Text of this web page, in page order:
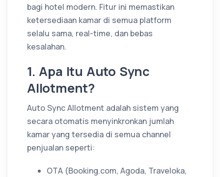
bagi hotel modern. Fitur ini memastikan
ketersediaan kamar di semua platform
selalu sama, real-time, dan bebas
kesalahan.
1. Apa Itu Auto Sync
Allotment?
Auto Sync Allotment adalah sistem yang
secara otomatis menyinkronkan jumlah
kamar yang tersedia di semua channel
penjualan seperti:
OTA (Booking.com, Agoda, Traveloka,